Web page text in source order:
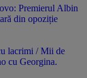
Premierul Albin
din opoziție
lacrimi / Mii de
cu Georgina.